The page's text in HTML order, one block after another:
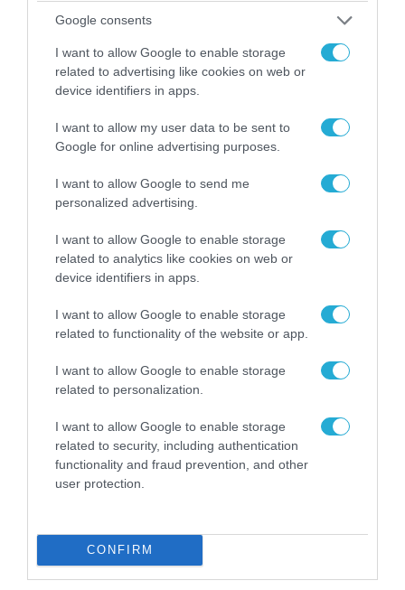
Google consents
I want to allow Google to enable storage
related to advertising like cookies on web or
device identifiers in apps.
I want to allow my user data to be sent to
Google for online advertising purposes.
I want to allow Google to send me
personalized advertising.
I want to allow Google to enable storage
related to analytics like cookies on web or
device identifiers in apps.
I want to allow Google to enable storage
related to functionality of the website or app.
I want to allow Google to enable storage
related to personalization.
I want to allow Google to enable storage
related to security, including authentication
functionality and fraud prevention, and other
user protection.
CONFIRM
07.08.2026 | 20:02
Ο Γιάννης Αλαφούζος «τέλειωσε» τον
απομάκρυνσής του